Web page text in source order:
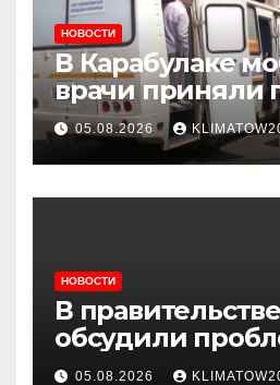
НОВОСТИ
В Карабулаке
врачи приняли пациентов
у стен мечети
05.08.2026
НОВОСТИ
В
обсудили проблемы
водоснабжения
05.08.2026